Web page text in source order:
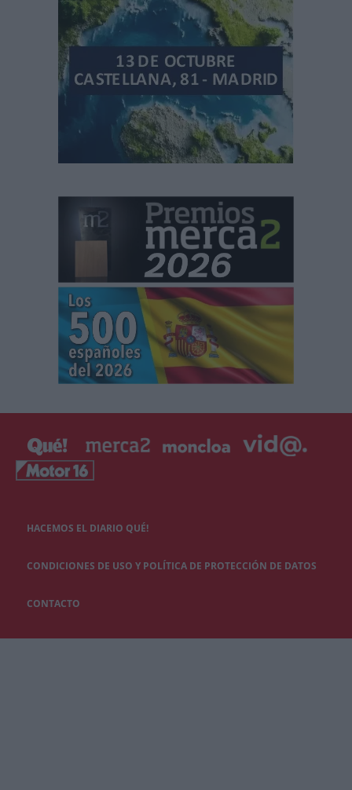
HACEMOS EL DIARIO QUÉ!
CONDICIONES DE USO Y POLÍTICA DE PROTECCIÓN DE DATOS
CONTACTO